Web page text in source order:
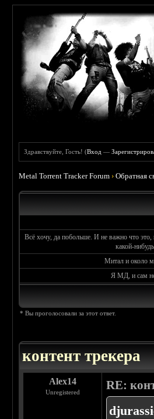
Здравствуйте, Гость! (Вход —
Metal Torrent Tracker Forum ›Обратная
Всё хочу, да побольше. И не важно что это,
какой-
Митал и около
Я МД, и сам
* Вы проголосовали за этот ответ.
контент трекера
Alex14
Unregistered
RE: